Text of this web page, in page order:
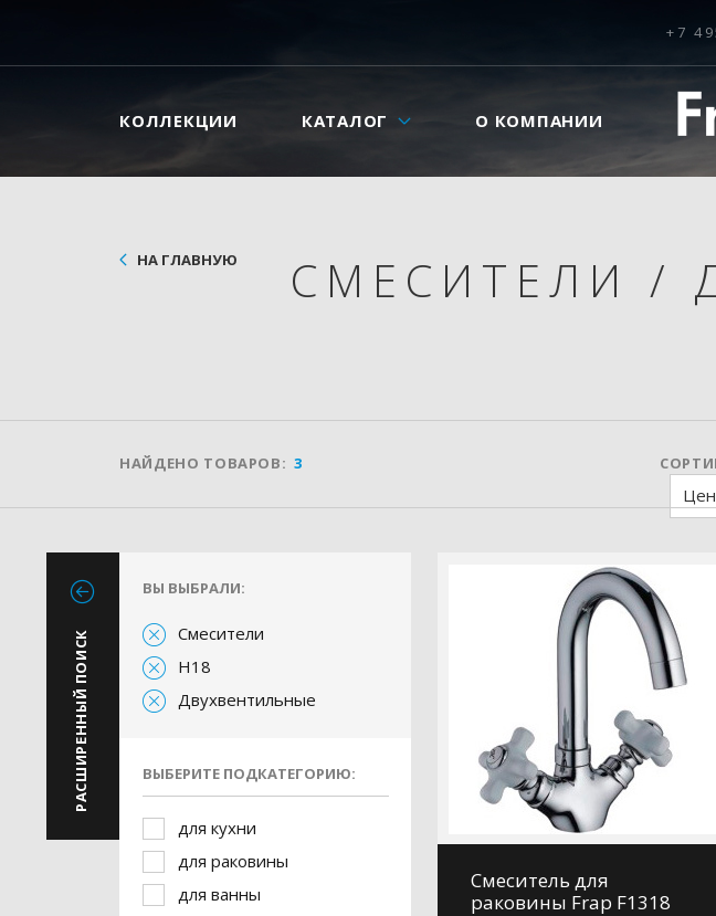
+7
КОЛЛЕКЦИИ КАТАЛОГ О КОМПАНИИ
НА ГЛАВНУЮ СМЕСИТЕЛИ /
НАЙДЕНО ТОВАРОВ: 3
РАСШИРЕННЫЙ ПОИСК
ВЫ ВЫБРАЛИ:
Смесители
H18
Двухвентильные
ВЫБЕРИТЕ ПОДКАТЕГОРИЮ:
для кухни
для раковины
для ванны
Смеситель для
раковины Frap F1318